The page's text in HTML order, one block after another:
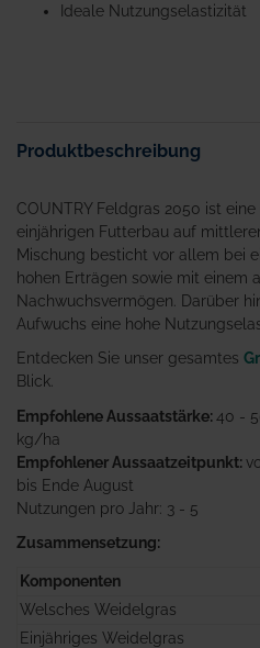
springenIdeale Nutzungselastizität
Produktbeschreibung
COUNTRY Feldgras 2050 ist
einjährigen Futterbau auf
Mischung besticht vor allem bei
hohen Erträgen sowie mit einem
Nachwuchsvermögen. Darüber
Aufwuchs eine hohe
Entdecken Sie unser gesamtes
Blick.
Empfohlene Aussaatstärke:40 -
kg/ha
Empfohlener Aussaatzeitpunkt:
bis Ende August
Nutzungen pro Jahr: 3 - 5
Zusammensetzung:
Komponenten
Welsches Weidelgras
Einjähriges Weidelgras